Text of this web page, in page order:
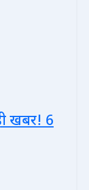
खबर! 6